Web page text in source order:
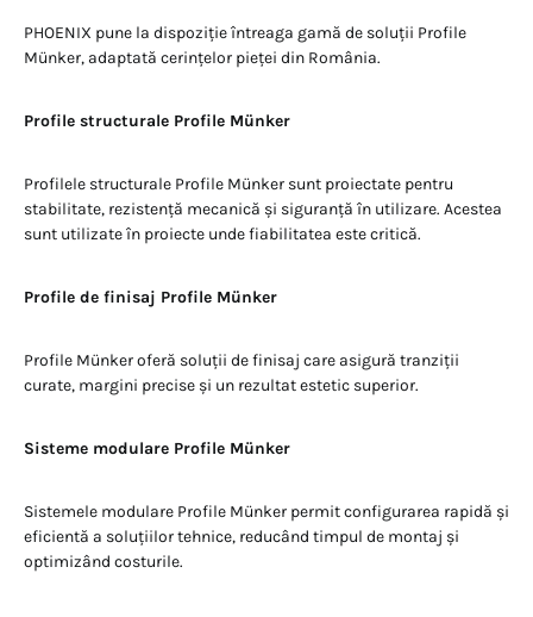
PHOENIX pune la dispoziție întreaga gamă de soluții Profile
Münker, adaptată cerințelor pieței din România.
Profile structurale Profile Münker
Profilele structurale Profile Münker sunt proiectate pentru
stabilitate, rezistență mecanică și siguranță în utilizare. Acestea
sunt utilizate în proiecte unde fiabilitatea este critică.
Profile de finisaj Profile Münker
Profile Münker oferă soluții de finisaj care asigură tranziții
curate, margini precise și un rezultat estetic superior.
Sisteme modulare Profile Münker
Sistemele modulare Profile Münker permit configurarea rapidă și
eficientă a soluțiilor tehnice, reducând timpul de montaj și
optimizând costurile.